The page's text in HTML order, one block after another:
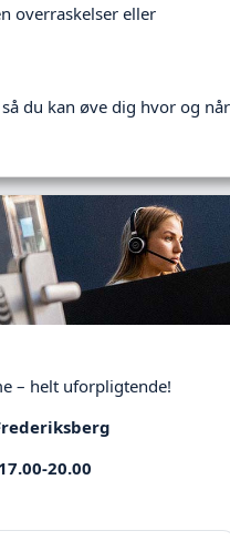
overraskelser eller
du kan øve dig hvor og når
– helt uforpligtende!
20.00